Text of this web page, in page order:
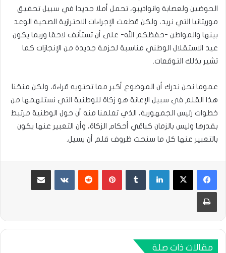
الحوضين ولعصابة وانواذيبو، تحمل أملا جديدا في سبيل تحقيق
موريتانيا التي نريد، ولكن قطعت الإجراءات الاحترازية الصحية الوعد
بينها والمواطن -حفظكم الله- على أن تستأنف لاحقا وربما يكون
عيد الاستقلال الوطني مناسبة لحزمة جديدة من الإنجازات كما
تشير بذلك التوقعات.
عموما نحن ندرك أن الموضوع أكبر مما تحتويه قراءة، ولكن منحَنا
هذا القلم في سبيل الإعانة هو زكاة للوطنية التي نستلهمها من
خطوات رئيس الجمهورية، الذي تعلمنا منه أن حول الوطنية مرتبط
بقدرها وليس بالزمان كباقي أحكام الزكاة، وأن التعبير عنها يكون
بالتعبير عنها كل ما سنحت ظروف قلم أن يسيل.
لينكدإن بينتيريست مشاركة عبر البريد
طباعة
مقالات ذات صلة